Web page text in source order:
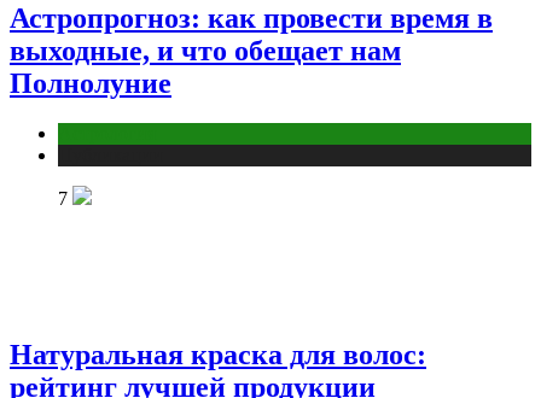
Астропрогноз: как провести время в
выходные, и что обещает нам
Полнолуние
7
Натуральная краска для волос:
рейтинг лучшей продукции